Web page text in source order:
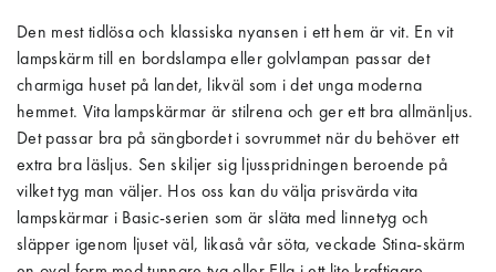
Den mest tidlösa och klassiska nyansen i ett hem är vit. En vit
lampskärm till en bordslampa eller golvlampan passar det
charmiga huset på landet, likväl som i det unga moderna
hemmet. Vita lampskärmar är stilrena och ger ett bra allmänljus.
Det passar bra på sängbordet i sovrummet när du behöver ett
extra bra läsljus. Sen skiljer sig ljusspridningen beroende på
vilket tyg man väljer. Hos oss kan du välja prisvärda vita
lampskärmar i Basic-serien som är släta med linnetyg och
släpper igenom ljuset väl, likaså vår söta, veckade Stina-skärm